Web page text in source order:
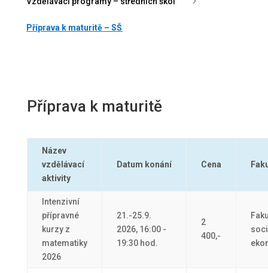
Příprava k maturitě – SŠ
Příprava k maturitě
Název
vzdělávací
aktivity
Datum konání Cena
Intenzivní
přípravné
kurzy z
matematiky
2026
21.-25.9.
2026, 16:00 -
19:30 hod.
2
400,-